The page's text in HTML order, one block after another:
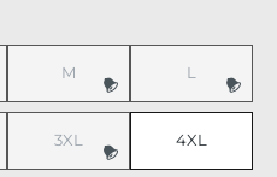
verfügbar.)
ist zurzeit nicht verfügbar.)
M(Diese Option ist zurzeit nicht
L(Diese
verfügbar.)
ist zurzeit nicht verfügbar.)
3XL(Diese Option ist zurzeit nicht
4XL